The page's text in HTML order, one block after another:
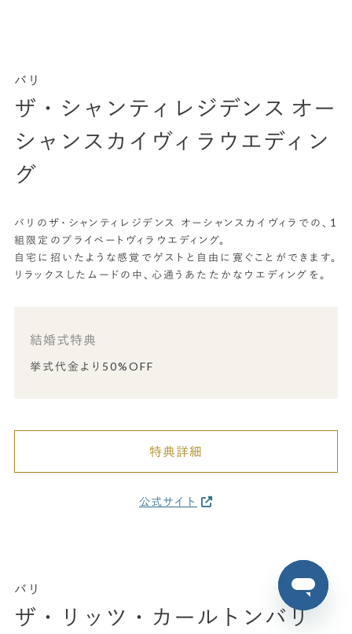
バリ
ザ・シャンティレジデンス オー
シャンスカイヴィラウエディン
グ
バリのザ・シャンティレジデンス オーシャンスカイヴィラでの、1
組限定のプライベートヴィラウエディング。
自宅に招いたような感覚でゲストと自由に寛ぐことができます。
リラックスしたムードの中、心通うあたたかなウエディングを。
結婚式特典
挙式代金より50%OFF
特典詳細
公式サイト
バリ
ザ・リッツ・カールトンバリ